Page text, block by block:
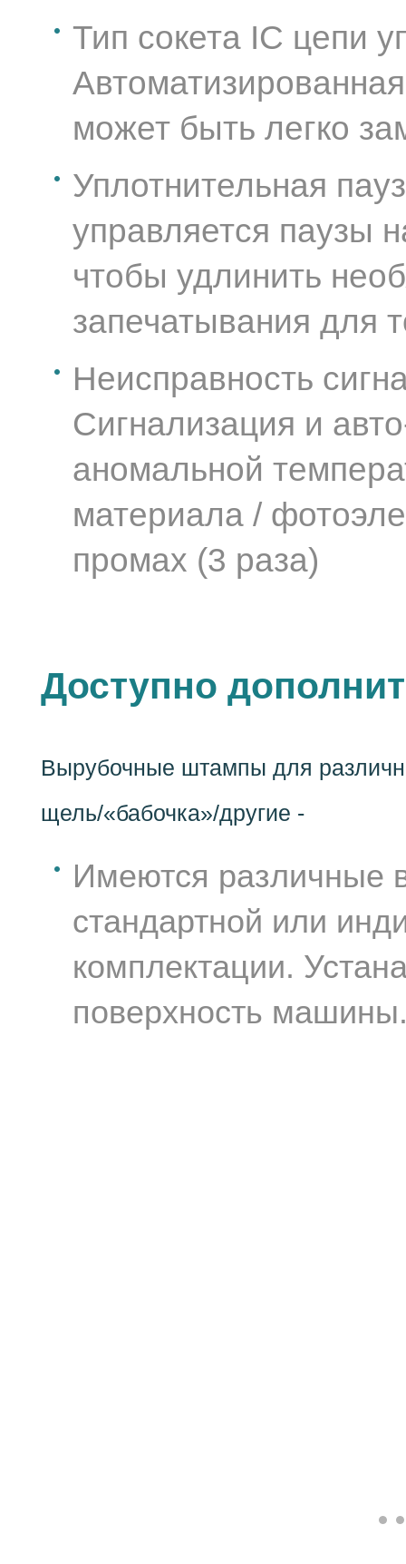
Тип сокета IC цепи
может быть легко
Уплотнительная
управляется паузы
чтобы удлинить
запечатывания для
Неисправность
Сигнализация и
аномальной
материала /
промах (3 раза)
Доступно
Вырубочные штампы для
щель/«бабочка»/другие -
Имеются различные
стандартной или
комплектации.
поверхность